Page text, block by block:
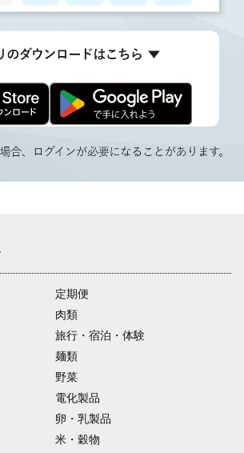
定期便
肉類
旅行・宿泊・体験
麺類
野菜
電化製品
卵・乳製品
米・穀物